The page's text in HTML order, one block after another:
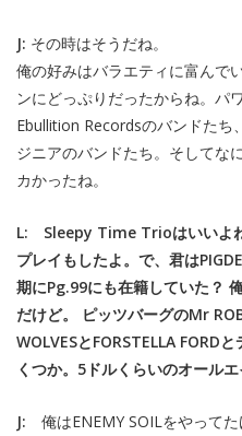
J: その時はそうだね。
俺の好みはバラエティに富んで
ンにどっぷりだったからね。パ
Ebullition Recordsのバンドた
ジニアのバンドたち。そしてな
カかったね。
L: Sleepy Time Trioはいいよ
プレイもしたよ。で、君は
期にPg.99にも在籍していた？
だけど。 ピッツバーグのMr
WOLVESとFORSTELLA FORD
くつか。5ドルくらいのオール
J: 俺はENEMY SOILをやって